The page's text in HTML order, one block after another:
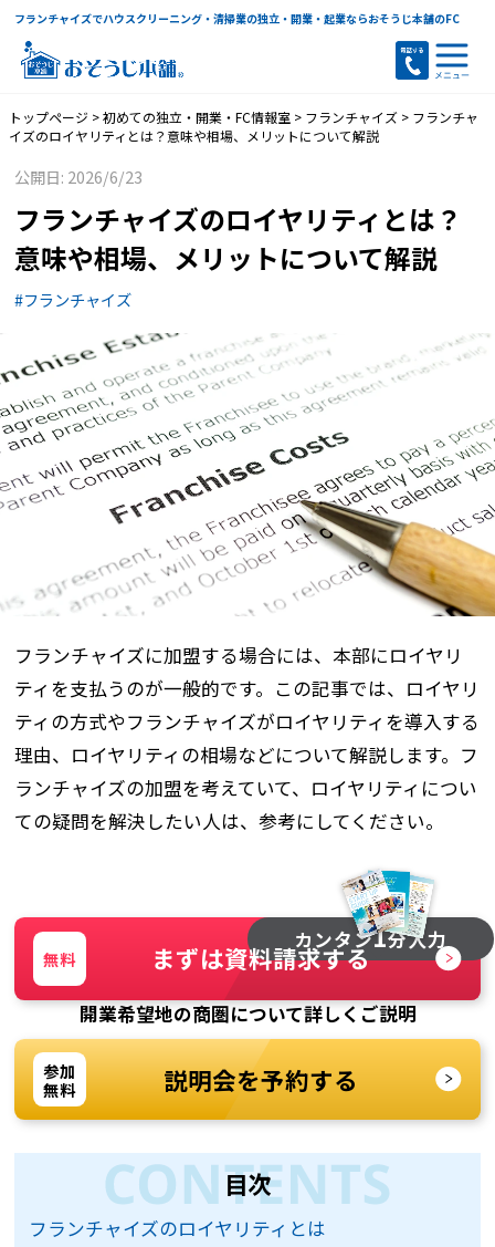
フランチャイズでハウスクリーニング・清掃業の独立・開業・起業ならおそうじ本舗のFC
トップページ >初めての独立・開業・FC情報室 > フランチャイズ > フランチャ
イズのロイヤリティとは？意味や相場、メリットについて解説
公開日: 2026/6/23
フランチャイズのロイヤリティとは？
意味や相場、メリットについて解説
#フランチャイズ
フランチャイズに加盟する場合には、本部にロイヤリ
ティを支払うのが一般的です。この記事では、ロイヤリ
ティの方式やフランチャイズがロイヤリティを導入する
理由、ロイヤリティの相場などについて解説します。フ
ランチャイズの加盟を考えていて、ロイヤリティについ
ての疑問を解決したい人は、参考にしてください。
カンタン1分入力
無料 まずは資料請求する
開業希望地の商圏について詳しくご説明
参加
無料
説明会を予約する
目次
フランチャイズのロイヤリティとは